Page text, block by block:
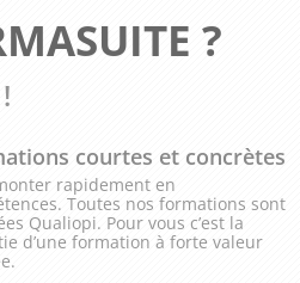
?
courtes et concrètes
rapidement en
Toutes nos formations sont
Qualiopi. Pour vous c’est la
d’une formation à forte valeur